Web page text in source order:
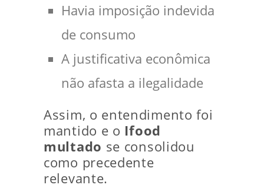
Havia imposição indevida
de consumo
A justificativa econômica
não afasta a ilegalidade
Assim, o entendimento foi
mantido e o Ifood
multado se consolidou
como precedente
relevante.